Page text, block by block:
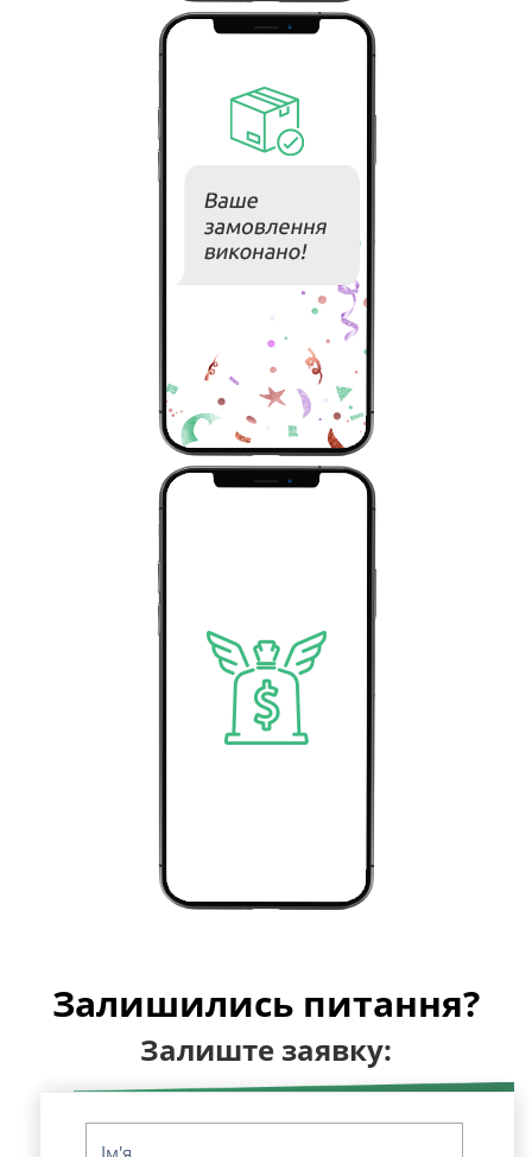
Залишились питання?
Залиште заявку: